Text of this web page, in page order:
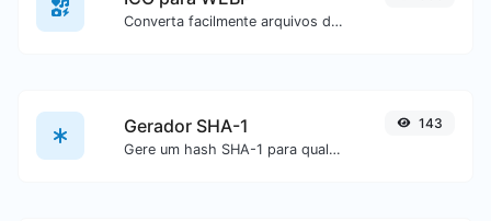
Converta facilmente arquivos de imagem ICO para WEBP.
Gerador SHA-1
Gere um hash SHA-1 para qualquer entrada de texto.
143